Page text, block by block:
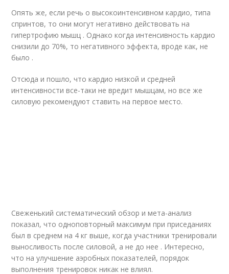
Опять же, если речь о высокоинтенсивном кардио, типа
спринтов, то они могут негативно действовать на
гипертрофию мышц . Однако когда интенсивность кардио
снизили до 70%, то негативного эффекта, вроде как, не
было .
Отсюда и пошло, что кардио низкой и средней
интенсивности все-таки не вредит мышцам, но все же
силовую рекомендуют ставить на первое место.
Свеженький систематический обзор и мета-анализ
показал, что одноповторный максимум при приседаниях
был в среднем на 4 кг выше, когда участники тренировали
выносливость после силовой, а не до нее . Интересно,
что на улучшение аэробных показателей, порядок
выполнения тренировок никак не влиял.